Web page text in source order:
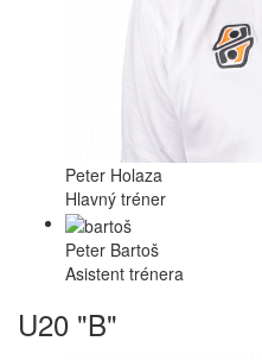
Peter Holaza
Hlavný tréner
Peter Bartoš
Asistent trénera
U20 "B"